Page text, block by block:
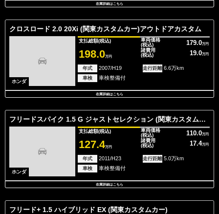
在庫詳細はこちら
クロスロード 2.0 20Xi (関東カスタムカー)アウトドアカスタム
ホンダ
支払総額(税込)
198.0万円
車両価格
(税込)
179.0万円
諸費用
(税込)
19.0万円
年式 2007/H19 走行距離 6.6万km
車検 車検整備付
在庫詳細はこちら
フリードスパイク 1.5 G ジャストセレクション (関東カスタムカー)安心保証付き/アウトド
ホンダ
支払総額(税込)
127.4万円
車両価格
(税込)
110.0万円
諸費用
(税込)
17.4万円
年式 2011/H23 走行距離 5.0万km
車検 車検整備付
在庫詳細はこちら
フリード+ 1.5 ハイブリッド EX (関東カスタムカー)